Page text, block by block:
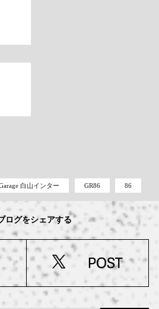
白山インター GR86 86
ログをシェアする